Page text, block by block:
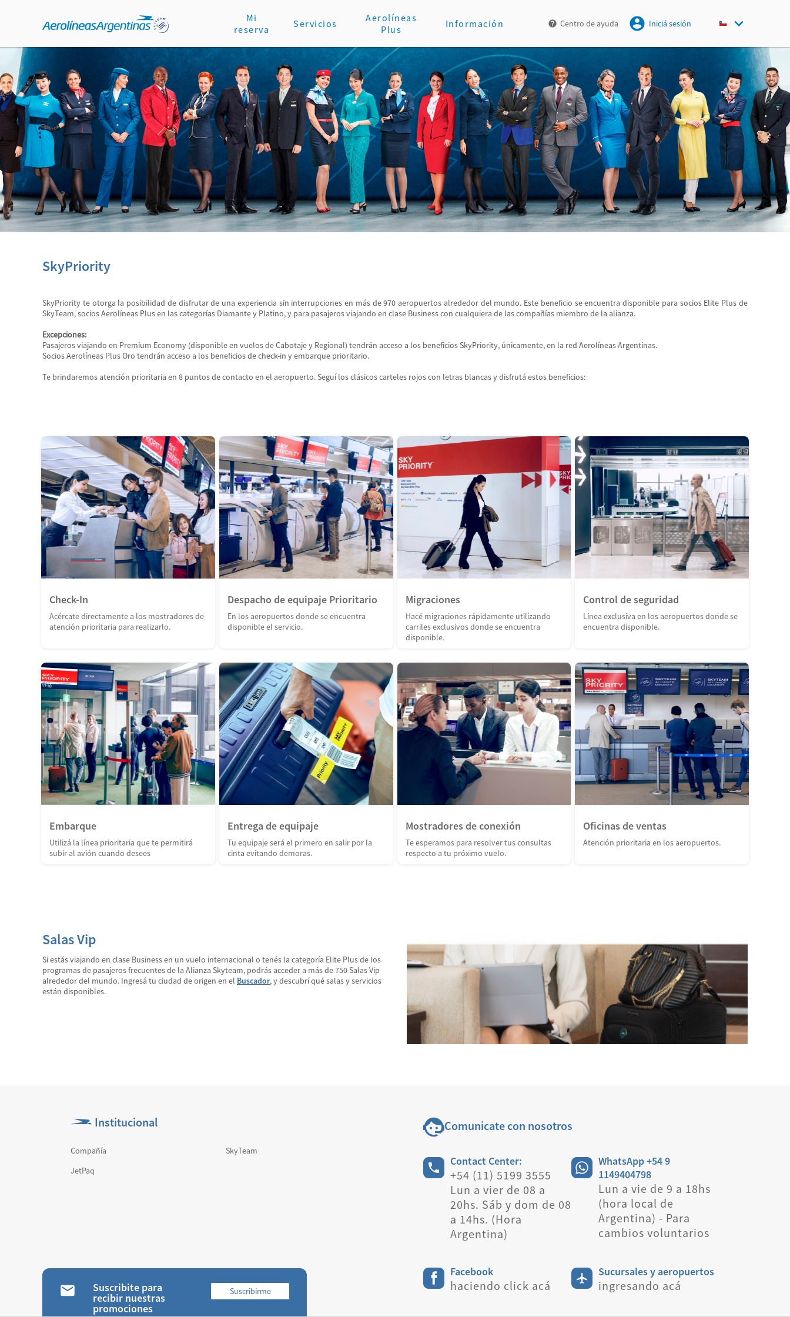
Mi
reserva
Servicios
Aerolíneas
Plus
Información Centro de ayuda Iniciá sesión
SkyPriority
SkyPriority te otorga la posibilidad de disfrutar de una experiencia sin interrupciones en más de 970 aeropuertos alrededor del mundo. Este beneficio se encuentra disponible para socios Elite Plus de
SkyTeam, socios Aerolíneas Plus en las categorías Diamante y Platino, y para pasajeros viajando en clase Business con cualquiera de las compañías miembro de la alianza.
Excepciones:
Pasajeros viajando en Premium Economy (disponible en vuelos de Cabotaje y Regional) tendrán acceso a los beneficios SkyPriority, únicamente, en la red Aerolíneas Argentinas.
Socios Aerolíneas Plus Oro tendrán acceso a los beneficios de check-in y embarque prioritario.
Te brindaremos atención prioritaria en 8 puntos de contacto en el aeropuerto. Seguí los clásicos carteles rojos con letras blancas y disfrutá estos beneficios:
Check-In
Acércate directamente a los mostradores de
atención prioritaria para realizarlo.
Despacho de equipaje Prioritario
En los aeropuertos donde se encuentra
disponible el servicio.
Migraciones
Hacé migraciones rápidamente utilizando
carriles exclusivos donde se encuentra
disponible.
Control de seguridad
Línea exclusiva en los aeropuertos donde se
encuentra disponible.
Embarque
Utilizá la línea prioritaria que te permitirá
subir al avión cuando desees
Entrega de equipaje
Tu equipaje será el primero en salir por la
cinta evitando demoras.
Mostradores de conexión
Te esperamos para resolver tus consultas
respecto a tu próximo vuelo.
Oficinas de ventas
Atención prioritaria en los aeropuertos.
Salas Vip
Si estás viajando en clase Business en un vuelo internacional o tenés la categoría Elite Plus de los
programas de pasajeros frecuentes de la Alianza Skyteam, podrás acceder a más de 750 Salas Vip
alrededor del mundo. Ingresá tu ciudad de origen en el Buscador, y descubrí qué salas y servicios
están disponibles.
Institucional
Compañía
SkyTeam
JetPaq
Comunicate con nosotros
Contact Center:
+54 (11) 5199 3555
Lun a vier de 08 a
20hs. Sáb y dom de 08
a 14hs. (Hora
Argentina)
WhatsApp +54 9
1149404798
Lun a vie de 9 a 18hs
(hora local de
Argentina) - Para
cambios voluntarios
Facebook
haciendo click acá
Sucursales y aeropuertos
ingresando acá
Suscribite para
recibir nuestras
promociones
Suscribirme